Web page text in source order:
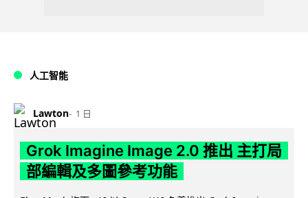
人工智能
Lawton 1 日
Grok Imagine Image 2.0 推出 主打局
部編輯及多圖參考功能